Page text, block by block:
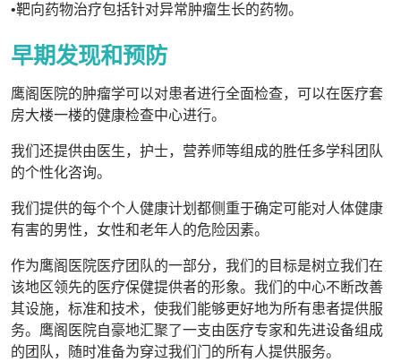
•靶向药物治疗包括针对异常肿瘤生长的药物。
早期发现和预防
鹰阁医院的肿瘤学可以对患者进行全面检查，可以在医疗套
房大楼一楼的健康检查中心进行。
我们还提供由医生，护士，营养师等组成的胜任多学科团队
的个性化咨询。
我们提供的每个个人健康计划都侧重于确定可能对人体健康
有害的男性，女性和老年人的危险因素。
作为鹰阁医院医疗团队的一部分，我们的目标是树立我们在
该地区领先的医疗保健提供者的形象。我们的中心不断改善
其设施，标准和技术，使我们能够更好地为所有患者提供服
务。鹰阁医院自豪地汇聚了一支由医疗专家和先进设备组成
的团队，随时准备为穿过我们门的所有人提供服务。